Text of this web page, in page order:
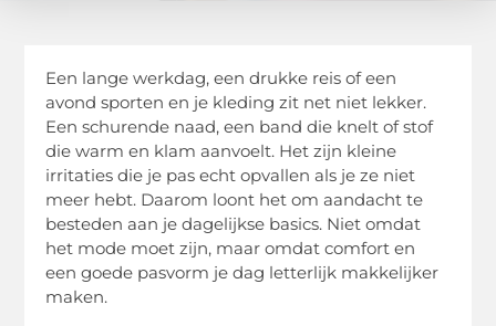
Een lange werkdag, een drukke reis of een
avond sporten en je kleding zit net niet lekker.
Een schurende naad, een band die knelt of stof
die warm en klam aanvoelt. Het zijn kleine
irritaties die je pas echt opvallen als je ze niet
meer hebt. Daarom loont het om aandacht te
besteden aan je dagelijkse basics. Niet omdat
het mode moet zijn, maar omdat comfort en
een goede pasvorm je dag letterlijk makkelijker
maken.